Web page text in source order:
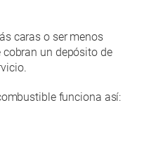
caras o ser menos
un depósito de
funciona así: